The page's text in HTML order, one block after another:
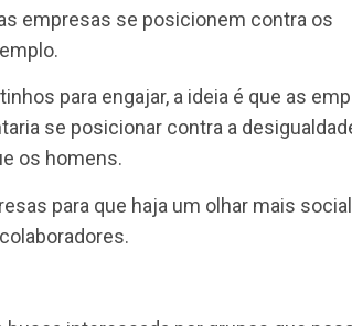
empresas com casos de abusos
para servir apenas a
é apagado conforme o tempo.
ou seja, por RH’s que ajudem a